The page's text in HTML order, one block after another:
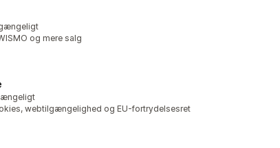
og mere salg
webtilgængelighed og EU-fortrydelsesret